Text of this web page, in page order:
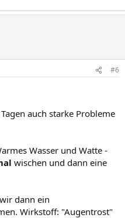
#6
auch starke Probleme
Wasser und Watte -
wischen und dann eine
dann ein
Wirkstoff: "Augentrost"